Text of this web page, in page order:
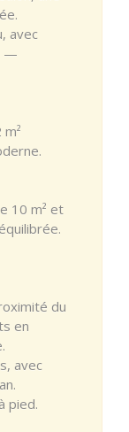
avec
—
10 m² et
du
en
avec
pied.